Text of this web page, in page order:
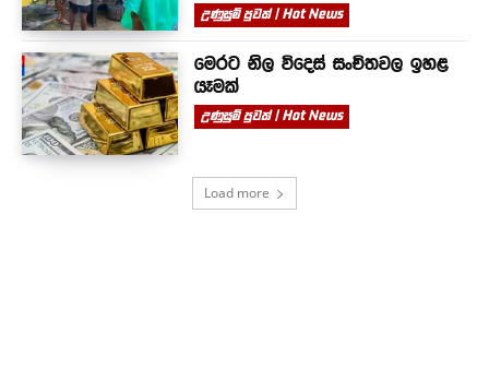
උණුසුම් පුවත් | Hot News
මෙරට නිල විදෙස් සංචිතවල ඉහළ
යෑමක්
උණුසුම් පුවත් | Hot News
Load more